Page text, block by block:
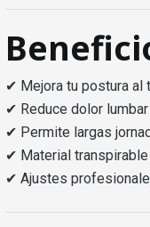
✔ Mejora tu postura al
✔ Reduce dolor lumbar
✔ Permite largas
✔ Material
✔ Ajustes